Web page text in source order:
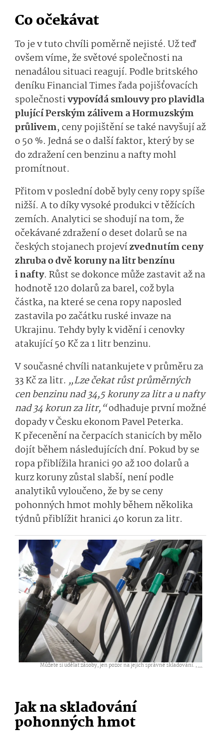
Co očekávat
To je v tuto chvíli poměrně nejisté. Už teď
ovšem víme, že světové společnosti na
nenadálou situaci reagují. Podle britského
deníku Financial Times řada pojišťovacích
společnostivypovídá smlouvy pro plavidla
plující Perským zálivem a Hormuzským
průlivem, ceny pojištění se také navyšují až
o 50 %. Jedná se o další faktor, který by se
do zdražení cen benzinu a nafty mohl
promítnout.
Přitom v poslední době byly ceny ropy spíše
nižší. A to díky vysoké produkci v těžících
zemích. Analytici se shodují na tom, že
očekávané zdražení o deset dolarů se na
českých stojanech projevízvednutím ceny
zhruba o dvě koruny na litr benzínu
i nafty. Růst se dokonce může zastavit až na
hodnotě 120 dolarů za barel, což byla
částka, na které se cena ropy naposled
zastavila po začátku ruské invaze na
Ukrajinu. Tehdy byly k vidění i cenovky
atakující 50 Kč za 1 litr benzinu.
V současné chvíli natankujete v průměru za
33 Kč za litr. „Lze čekat růst průměrných
cen benzinu nad 34,5 koruny za litr a u nafty
nad 34 korun za litr,“odhaduje první možné
dopady v Česku ekonom Pavel Peterka.
K přecenění na čerpacích stanicích by mělo
dojít během následujících dní. Pokud by se
ropa přiblížila hranici 90 až 100 dolarů a
kurz koruny zůstal slabší, není podle
analytiků vyloučeno, že by se ceny
pohonných hmot mohly během několika
týdnů přiblížit hranici 40 korun za litr.
Můžete si udělat zásoby, jen pozor na jejich správné skladování. ,...
Jak na skladování
pohonných hmot